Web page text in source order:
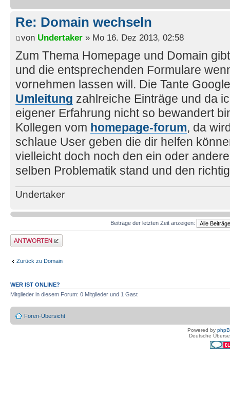
Re: Domain wechseln
von Undertaker » Mo 16. Dez 2013, 02:58
Zum Thema Homepage und Domain
und die entsprechenden Formulare
vornehmen lassen will. Die Tante
Umleitung zahlreiche Einträge und da
eigener Erfahrung nicht so bewandert
Kollegen vom homepage-forum, da
schlaue User geben die dir helfen
vielleicht doch noch den ein oder
selben Problematik stand und den
Undertaker
Beiträge der letzten Zeit anzeigen:
Antwort erstellen
Zurück zu Domain
WER IST ONLINE?
Mitglieder in diesem Forum: 0 Mitglieder und 1 Gast
Foren-Übersicht
Powered by
Deutsche